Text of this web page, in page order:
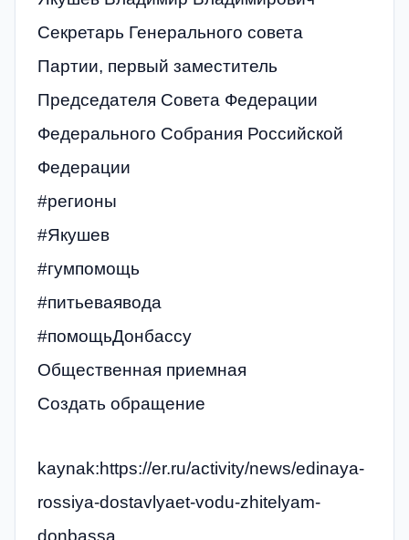
Секретарь Генерального совета
Партии, первый заместитель
Председателя Совета Федерации
Федерального Собрания Российской
Федерации
#регионы
#Якушев
#гумпомощь
#питьеваявода
#помощьДонбассу
Общественная приемная
Создать обращение
kaynak:https://er.ru/activity/news/edinaya-
rossiya-dostavlyaet-vodu-zhitelyam-
donbassa